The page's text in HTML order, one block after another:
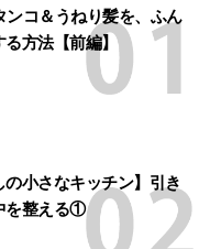
ンコ＆うねり髪を、ふん
る方法【前編】
の小さなキッチン】引き
を整える①